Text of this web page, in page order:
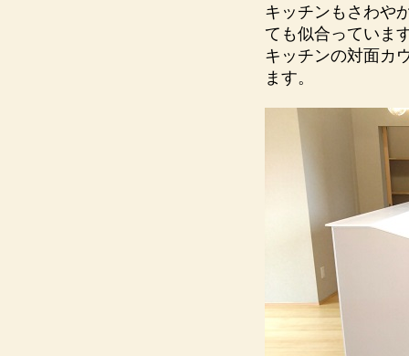
キッチンもさわや
ても似合っていま
キッチンの対面カ
ます。